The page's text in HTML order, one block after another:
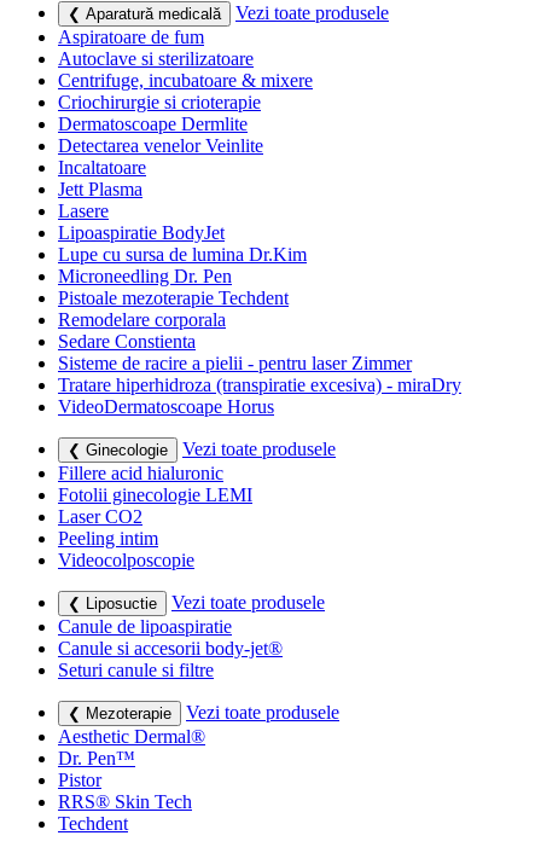
❮ Aparatură medicală
Vezi toate produsele
Aspiratoare de fum
Autoclave si sterilizatoare
Centrifuge, incubatoare & mixere
Criochirurgie si crioterapie
Dermatoscoape Dermlite
Detectarea venelor Veinlite
Incaltatoare
Jett Plasma
Lasere
Lipoaspiratie BodyJet
Lupe cu sursa de lumina Dr.Kim
Microneedling Dr. Pen
Pistoale mezoterapie Techdent
Remodelare corporala
Sedare Constienta
Sisteme de racire a pielii - pentru laser Zimmer
Tratare hiperhidroza (transpiratie excesiva) - miraDry
VideoDermatoscoape Horus
❮ Ginecologie
Vezi toate produsele
Fillere acid hialuronic
Fotolii ginecologie LEMI
Laser CO2
Peeling intim
Videocolposcopie
❮ Liposuctie
Vezi toate produsele
Canule de lipoaspiratie
Canule si accesorii body-jet®
Seturi canule si filtre
❮ Mezoterapie
Vezi toate produsele
Aesthetic Dermal®
Dr. Pen™
Pistor
RRS® Skin Tech
Techdent